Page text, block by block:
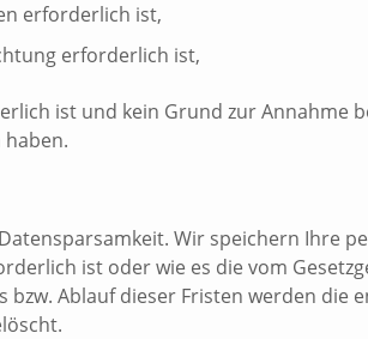
erforderlich ist,
erforderlich ist,
ist und kein Grund zur Annahme
Wir speichern Ihre
ist oder wie es die vom
bzw. Ablauf dieser Fristen werden